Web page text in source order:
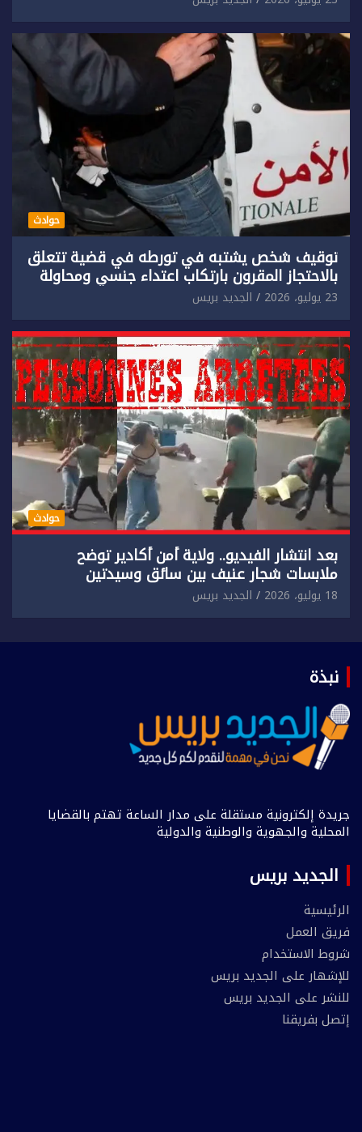
حوادث
توقيف شخص يشتبه في تورطه في قضية تتعلق
بالاحتجاز المقرون بارتكاب اعتداء جنسي ومحاولة
إضرام النار عمدا.
23 يوليو، 2026 الجديد بريس
حوادث
بعد انتشار الفيديو.. ولاية أمن أكادير توضح
ملابسات شجار عنيف بين سائق وسيدتين
18 يوليو، 2026 الجديد بريس
نبذة
جريدة إلكترونية مستقلة على مدار الساعة تهتم بالقضايا
المحلية والجهوية والوطنية والدولية
الجديد بريس
الرئيسية
فريق العمل
شروط الاستخدام
للإشهار على الجديد بريس
للنشر على الجديد بريس
إتصل بفريقنا